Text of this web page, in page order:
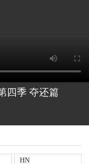
四季 夺还篇
HN